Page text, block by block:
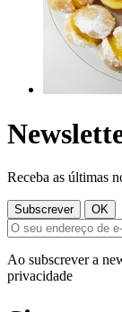
Receba as últimas
Ao subscrever a
privacidade